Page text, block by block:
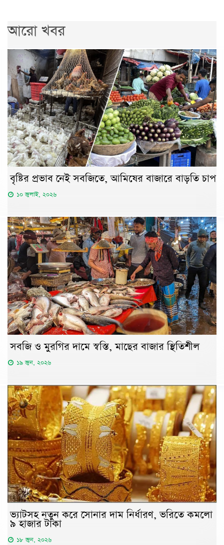
আরো খবর
বৃষ্টির প্রভাব নেই সবজিতে, আমিষের বাজারে বাড়তি চাপ
১০ জুলাই, ২০২৬
সবজি ও মুরগির দামে স্বস্তি, মাছের বাজার স্থিতিশীল
১৯ জুন, ২০২৬
ভ্যাটসহ নতুন করে সোনার দাম নির্ধারণ, ভরিতে কমলো
৯ হাজার টাকা
১৮ জুন, ২০২৬